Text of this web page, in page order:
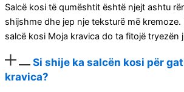
Salcë kosi të qumështit është njejt ashtu
shijshme dhe jep nje teksturë më
salcë kosi Moja kravica do ta fitojë tryezën
Si shije ka salcën kosi për
kravica?